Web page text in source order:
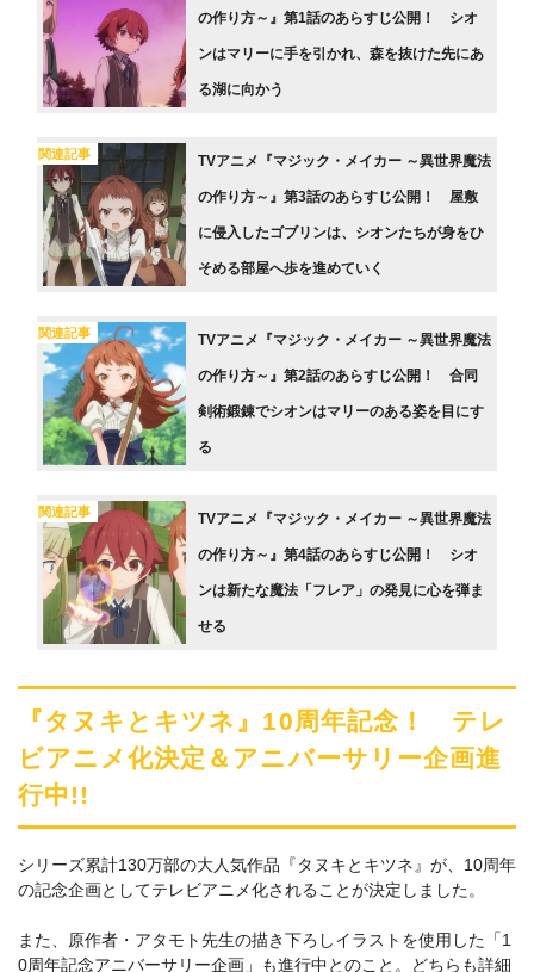
の作り方～』第1話のあらすじ公開！ シオ
ンはマリーに手を引かれ、森を抜けた先にあ
る湖に向かう
関連記事 TVアニメ『マジック・メイカー ～異世界魔法
の作り方～』第3話のあらすじ公開！ 屋敷
に侵入したゴブリンは、シオンたちが身をひ
そめる部屋へ歩を進めていく
関連記事 TVアニメ『マジック・メイカー ～異世界魔法
の作り方～』第2話のあらすじ公開！ 合同
剣術鍛錬でシオンはマリーのある姿を目にす
る
関連記事 TVアニメ『マジック・メイカー ～異世界魔法
の作り方～』第4話のあらすじ公開！ シオ
ンは新たな魔法「フレア」の発見に心を弾ま
せる
『タヌキとキツネ』10周年記念！ テレ
ビアニメ化決定＆アニバーサリー企画進
行中!!
シリーズ累計130万部の大人気作品『タヌキとキツネ』が、10周年
の記念企画としてテレビアニメ化されることが決定しました。
また、原作者・アタモト先生の描き下ろしイラストを使用した「1
0周年記念アニバーサリー企画」も進行中とのこと。どちらも詳細